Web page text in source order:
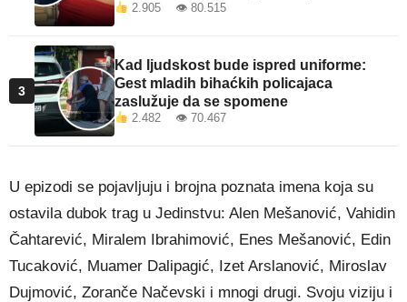
2.905 👁 80.515
3
Kad ljudskost bude ispred uniforme:
Gest mladih bihaćkih policajaca
zaslužuje da se spomene
2.482 👁 70.467
U epizodi se pojavljuju i brojna poznata imena koja su
ostavila dubok trag u Jedinstvu: Alen Mešanović, Vahidin
Čahtarević, Miralem Ibrahimović, Enes Mešanović, Edin
Tucaković, Muamer Dalipagić, Izet Arslanović, Miroslav
Dujmović, Zoranče Načevski i mnogi drugi. Svoju viziju i